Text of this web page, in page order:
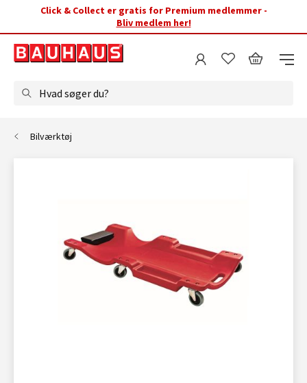
Click & Collect er gratis for Premium medlemmer -
Bliv medlem her!
Hvad søger du?
Bilværktøj